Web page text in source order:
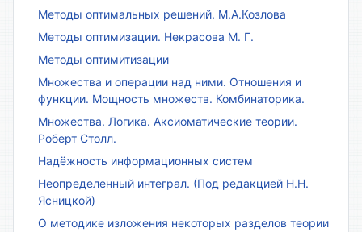
Методы оптимальных решений. М.А.Козлова
Методы оптимизации. Некрасова М. Г.
Методы оптимитизации
Множества и операции над ними. Отношения и
функции. Мощность множеств. Комбинаторика.
Множества. Логика. Аксиоматические теории.
Роберт Столл.
Надёжность информационных систем
Неопределенный интеграл. (Под редакцией Н.Н.
Ясницкой)
О методике изложения некоторых разделов теории